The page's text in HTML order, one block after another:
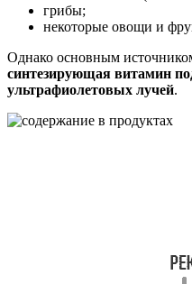
грибы;
некоторые овощи и
Однако основным
синтезирующая витамин
ультрафиолетовых лучей.